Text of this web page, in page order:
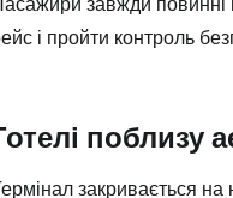
і пройти контроль
поблизу
закривається на